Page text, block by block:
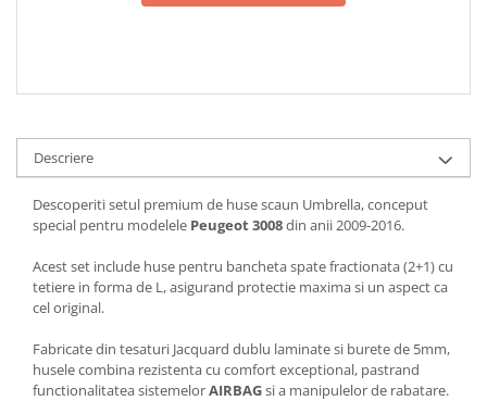
Descriere
Descoperiti setul premium de huse scaun Umbrella, conceput
special pentru modelele Peugeot 3008din anii 2009-2016.
Acest set include huse pentru bancheta spate fractionata (2+1) cu
tetiere in forma de L, asigurand protectie maxima si un aspect ca
cel original.
Fabricate din tesaturi Jacquard dublu laminate si burete de 5mm,
husele combina rezistenta cu comfort exceptional, pastrand
functionalitatea sistemelorAIRBAGsi a manipulelor de rabatare.